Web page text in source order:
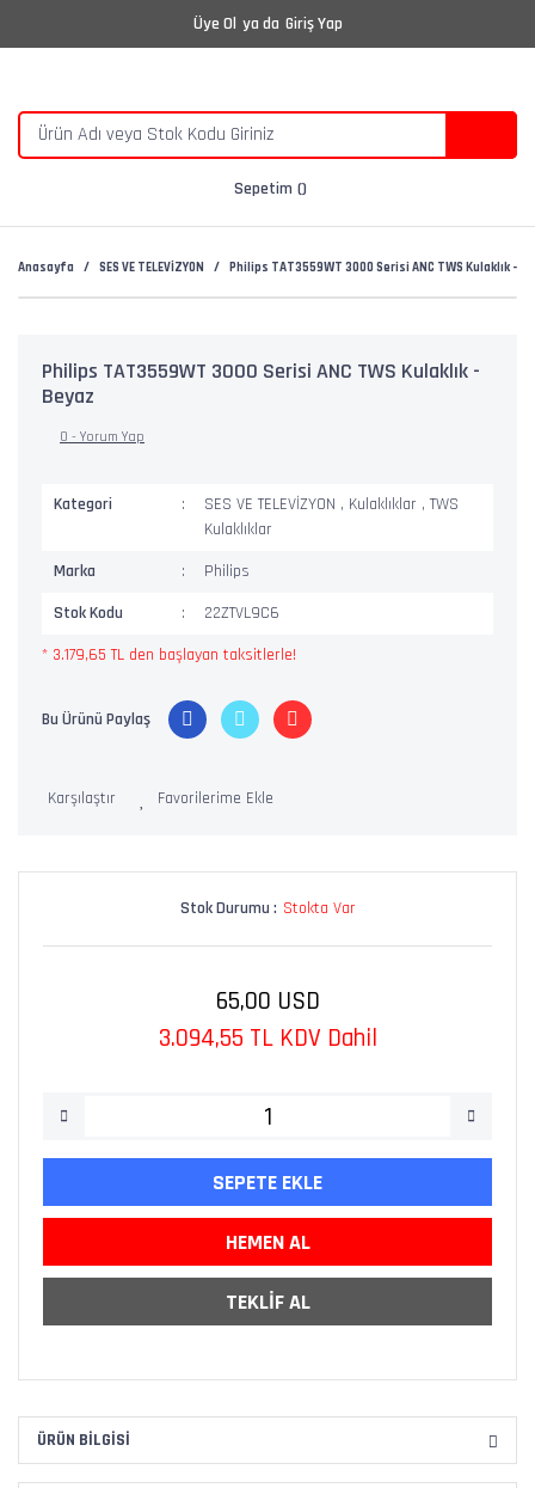
Üye Ol ya da Giriş Yap
Sepetim
Anasayfa SES VE TELEVİZYON Philips TAT3559WT 3000 Serisi ANC TWS Kulaklık -
Philips TAT3559WT 3000 Serisi ANC TWS Kulaklık -
Beyaz
0 - Yorum Yap
Kategori SES VE TELEVİZYON , Kulaklıklar ,TWS
Kulaklıklar
Marka
Philips
Stok Kodu
22ZTVL9C6
* 3.179,65 TL den başlayan taksitlerle!
Bu Ürünü Paylaş
Karşılaştır
Stok Durumu : Stokta Var
65,00 USD
3.094,55 TL KDV Dahil
SEPETE EKLE
HEMEN AL
TEKLİF AL
ÜRÜN BILGISI